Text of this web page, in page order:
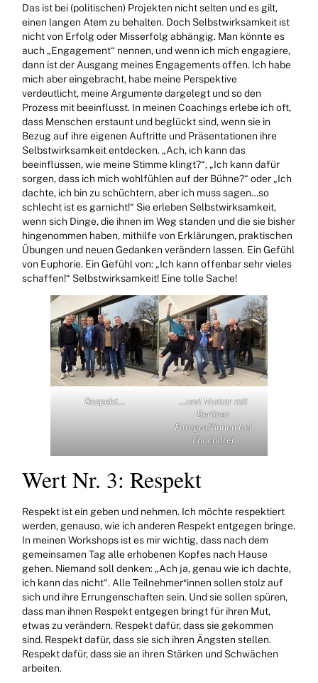
Das ist bei (politischen) Projekten nicht selten und es gilt,
einen langen Atem zu behalten. Doch Selbstwirksamkeit ist
nicht von Erfolg oder Misserfolg abhängig. Man könnte es
auch „Engagement“ nennen, und wenn ich mich engagiere,
dann ist der Ausgang meines Engagements offen. Ich habe
mich aber eingebracht, habe meine Perspektive
verdeutlicht, meine Argumente dargelegt und so den
Prozess mit beeinflusst. In meinen Coachings erlebe ich oft,
dass Menschen erstaunt und beglückt sind, wenn sie in
Bezug auf ihre eigenen Auftritte und Präsentationen ihre
Selbstwirksamkeit entdecken. „Ach, ich kann das
beeinflussen, wie meine Stimme klingt?“, „Ich kann dafür
sorgen, dass ich mich wohlfühlen auf der Bühne?“ oder „Ich
dachte, ich bin zu schüchtern, aber ich muss sagen…so
schlecht ist es garnicht!“ Sie erleben Selbstwirksamkeit,
wenn sich Dinge, die ihnen im Weg standen und die sie bisher
hingenommen haben, mithilfe von Erklärungen, praktischen
Übungen und neuen Gedanken verändern lassen. Ein Gefühl
von Euphorie. Ein Gefühl von: „Ich kann offenbar sehr vieles
schaffen!“ Selbstwirksamkeit! Eine tolle Sache!
Respekt…
…und Humor mit
Berliner
Fotograf*innen bei
Fhochdrei
Wert Nr. 3: Respekt
Respekt ist ein geben und nehmen. Ich möchte respektiert
werden, genauso, wie ich anderen Respekt entgegen bringe.
In meinen Workshops ist es mir wichtig, dass nach dem
gemeinsamen Tag alle erhobenen Kopfes nach Hause
gehen. Niemand soll denken: „Ach ja, genau wie ich dachte,
ich kann das nicht“. Alle Teilnehmer*innen sollen stolz auf
sich und ihre Errungenschaften sein. Und sie sollen spüren,
dass man ihnen Respekt entgegen bringt für ihren Mut,
etwas zu verändern. Respekt dafür, dass sie gekommen
sind. Respekt dafür, dass sie sich ihren Ängsten stellen.
Respekt dafür, dass sie an ihren Stärken und Schwächen
arbeiten.